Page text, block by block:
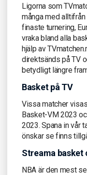
Ligorna som
många med
finaste turnering,
vraka bland alla
hjälp av
direktsänds på TV
betydligt längre
Basket på TV
Vissa matcher
Basket-VM 2023
2023. Spana in vår
önskar se finns
Streama basket
NBA är den mest